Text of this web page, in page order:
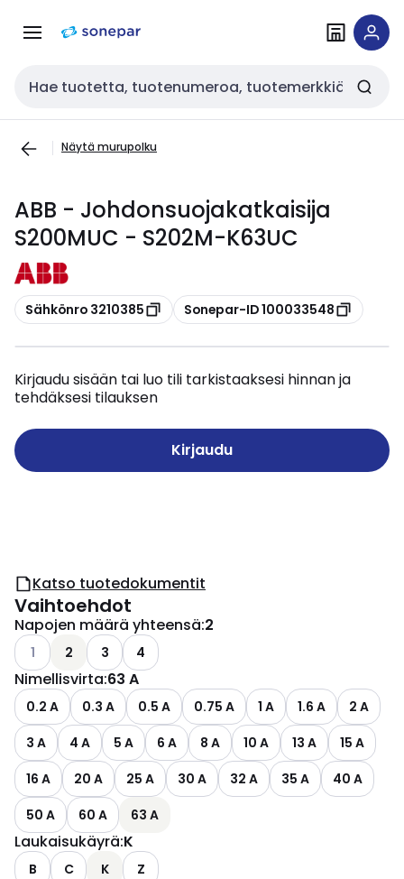
navigointiinsisältöön
Haku
Näytä murupolku
ABB - Johdonsuojakatkaisija
S200MUC - S202M-K63UC
Kopioi
Sähkönro 3210385 Kopioi
Sonepar-ID 100033548
Kirjaudu sisään tai luo tili tarkistaaksesi hinnan ja
tehdäksesi tilauksen
Kirjaudu
Katso tuotedokumentit
Vaihtoehdot
Napojen määrä yhteensä:2
Katso käytettävissä olevat vaihtoehdot
1 2 3 4
Nimellisvirta:63 A
0.2 A 0.3 A 0.5 A 0.75 A 1 A 1.6 A
2 A
3 A
4 A 5 A 6 A 8 A 10 A 13 A
15 A
16 A
20 A 25 A 30 A 32 A 35 A
40 A
50 A
60 A 63 A
Laukaisukäyrä:K
B C K Z